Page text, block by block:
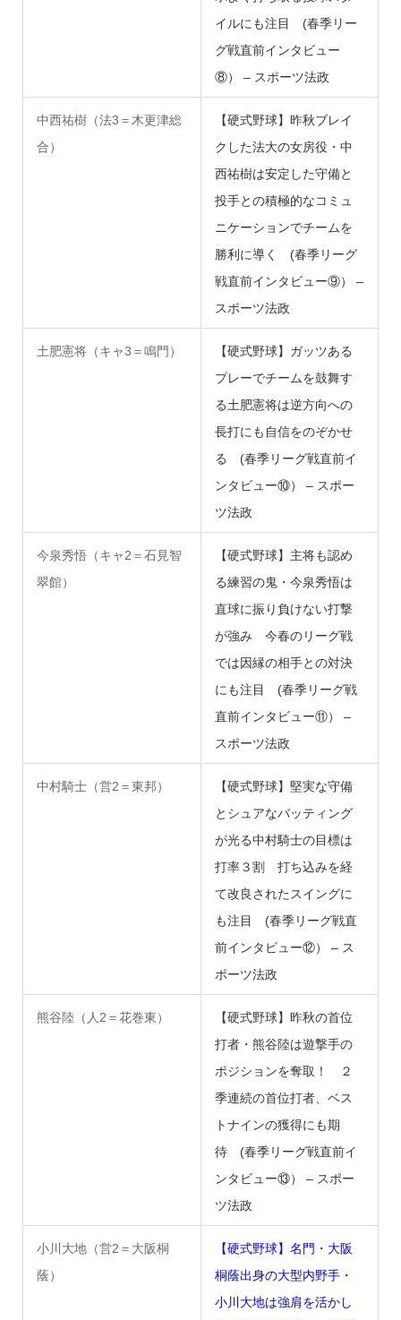
イルにも注目 (春季リー
グ戦直前インタビュー
⑧） – スポーツ法政
中西祐樹（法3＝木更津総
合）
【硬式野球】昨秋ブレイ
クした法大の女房役・中
西祐樹は安定した守備と
投手との積極的なコミュ
ニケーションでチームを
勝利に導く (春季リーグ
戦直前インタビュー⑨） –
スポーツ法政
土肥憲将（キャ3＝鳴門）
【硬式野球】ガッツある
プレーでチームを鼓舞す
る土肥憲将は逆方向への
長打にも自信をのぞかせ
る (春季リーグ戦直前イ
ンタビュー⑩） – スポー
ツ法政
今泉秀悟（キャ2＝石見智
翠館）
【硬式野球】主将も認め
る練習の鬼・今泉秀悟は
直球に振り負けない打撃
が強み 今春のリーグ戦
では因縁の相手との対決
にも注目 (春季リーグ戦
直前インタビュー⑪） –
スポーツ法政
中村騎士（営2＝東邦）
【硬式野球】堅実な守備
とシュアなバッティング
が光る中村騎士の目標は
打率３割 打ち込みを経
て改良されたスイングに
も注目 (春季リーグ戦直
前インタビュー⑫） – ス
ポーツ法政
熊谷陸（人2＝花巻東）
【硬式野球】昨秋の首位
打者・熊谷陸は遊撃手の
ポジションを奪取！ ２
季連続の首位打者、ベス
トナインの獲得にも期
待 (春季リーグ戦直前イ
ンタビュー⑬） – スポー
ツ法政
小川大地（営2＝大阪桐
蔭）
【硬式野球】名門・大阪
桐蔭出身の大型内野手・
小川大地は強肩を活かし